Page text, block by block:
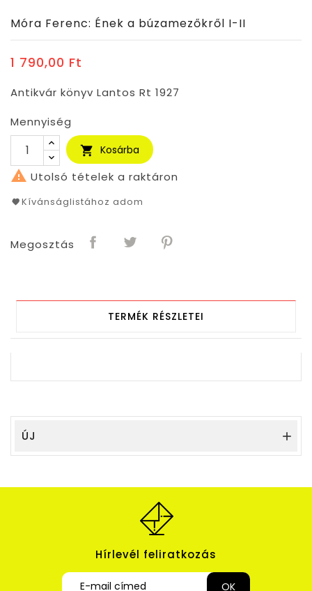
Móra Ferenc: Ének a búzamezőkről I-II
1 790,00 Ft
Antikvár könyv Lantos Rt 1927
Mennyiség
 Kosárba
 Utolsó tételek a raktáron
Kívánságlistához adom
Megosztás
TERMÉK RÉSZLETEI
ÚJ 
Hírlevél feliratkozás